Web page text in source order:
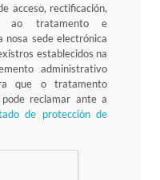
acceso, rectificación,
ao tratamento e
sede electrónica
establecidos na
administrativo
que o tratamento
reclamar ante a
de protección de